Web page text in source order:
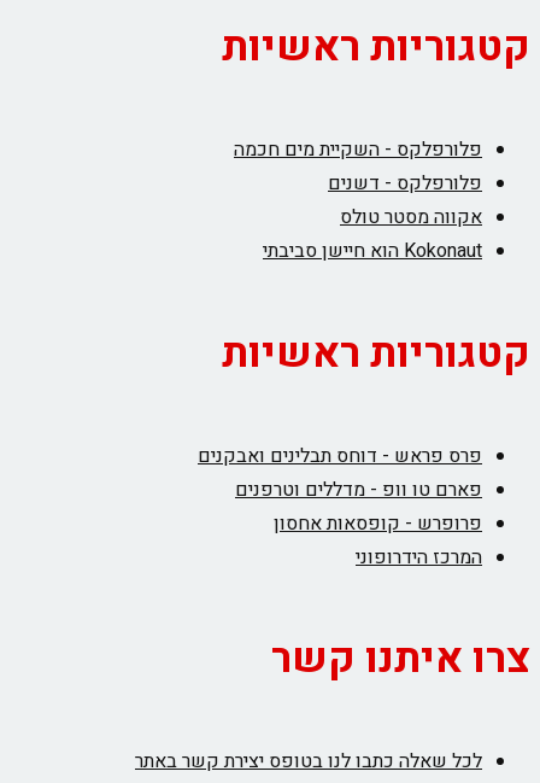
קטגוריות ראשיות
פלורפלקס - השקיית מים חכמה
פלורפלקס - דשנים
אקווה מסטר טולס
Kokonaut הוא חיישן סביבתי
קטגוריות ראשיות
פרס פראש - דוחס תבלינים ואבקנים
פארם טו וופ - מדללים וטרפנים
פרופרש - קופסאות אחסון
המרכז הידרופוני
צרו איתנו קשר
לכל שאלה כתבו לנו בטופס יצירת קשר באתר